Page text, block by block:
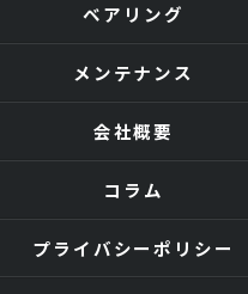
ベアリング
メンテナンス
会社概要
コラム
プライバシーポリシー